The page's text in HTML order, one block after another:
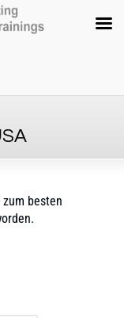
besten